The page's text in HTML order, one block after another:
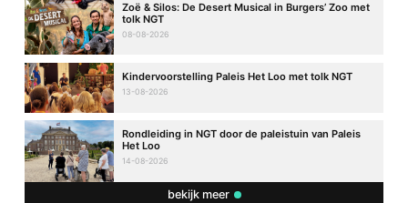
Zoë & Silos: De Desert Musical in Burgers’ Zoo met
tolk NGT
08-08-2026
Kindervoorstelling Paleis Het Loo met tolk NGT
13-08-2026
Rondleiding in NGT door de paleistuin van Paleis
Het Loo
14-08-2026
bekijk meer